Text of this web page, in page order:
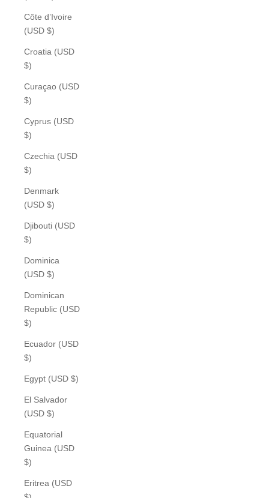
Côte d’Ivoire
(USD $)
Croatia (USD
$)
Curaçao (USD
$)
Cyprus (USD
$)
Czechia (USD
$)
Denmark
(USD $)
Djibouti (USD
$)
Dominica
(USD $)
Dominican
Republic (USD
$)
Ecuador (USD
$)
Egypt (USD $)
El Salvador
(USD $)
Equatorial
Guinea (USD
$)
Eritrea (USD